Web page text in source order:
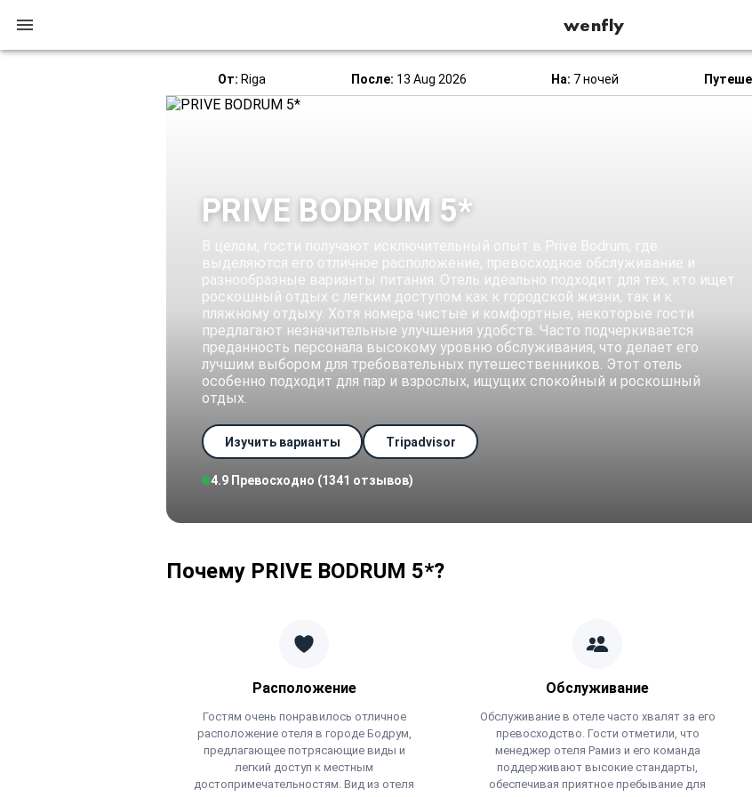
wenfly
От: Riga После: 13 Aug 2026 На: 7 ночей
PRIVE BODRUM 5*
В целом, гости получают исключительный опыт в Prive Bodrum, где
выделяются его отличное расположение, превосходное обслуживание и
разнообразные варианты питания. Отель идеально подходит для тех, кто ищет
роскошный отдых с легким доступом как к городской жизни, так и к
пляжному отдыху. Хотя номера чистые и комфортные, некоторые гости
предлагают незначительные улучшения удобств. Часто подчеркивается
преданность персонала высокому уровню обслуживания, что делает его
лучшим выбором для требовательных путешественников. Этот отель
особенно подходит для пар и взрослых, ищущих спокойный и роскошный
отдых.
Изучить варианты Tripadvisor
4.9 Превосходно (1341 отзывов)
Почему PRIVE BODRUM 5*?
Расположение
Гостям очень понравилось отличное
расположение отеля в городе Бодрум,
предлагающее потрясающие виды и
легкий доступ к местным
достопримечательностям. Вид из отеля
Обслуживание
Обслуживание в отеле часто хвалят за его
превосходство. Гости отметили, что
менеджер отеля Рамиз и его команда
поддерживают высокие стандарты,
обеспечивая приятное пребывание для